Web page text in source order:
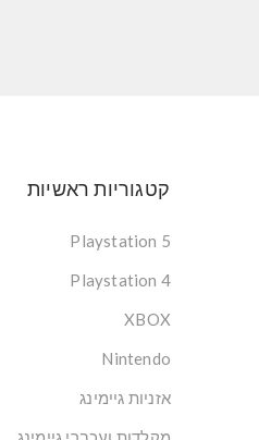
קטגוריות ראשיות
Playstation 5
Playstation 4
XBOX
Nintendo
אזניות גיימינג